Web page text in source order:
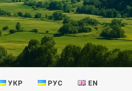
УКР РУС EN